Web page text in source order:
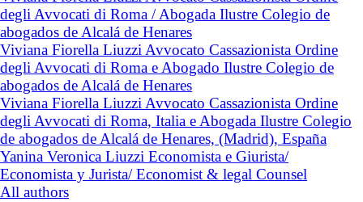
degli Avvocati di Roma / Abogada Ilustre Colegio de
abogados de Alcalá de Henares
Viviana Fiorella Liuzzi Avvocato Cassazionista Ordine
degli Avvocati di Roma e Abogado Ilustre Colegio de
abogados de Alcalá de Henares
Viviana Fiorella Liuzzi Avvocato Cassazionista Ordine
degli Avvocati di Roma, Italia e Abogada Ilustre Colegio
de abogados de Alcalá de Henares, (Madrid), España
Yanina Veronica Liuzzi Economista e Giurista/
Economista y Jurista/ Economist & legal Counsel
All authors